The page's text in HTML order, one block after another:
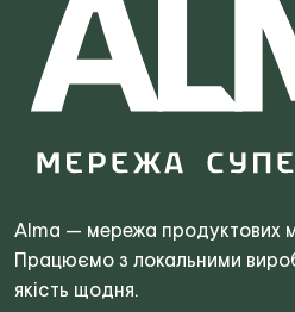
Alma — мережа продуктових
Працюємо з локальними
якість щодня.